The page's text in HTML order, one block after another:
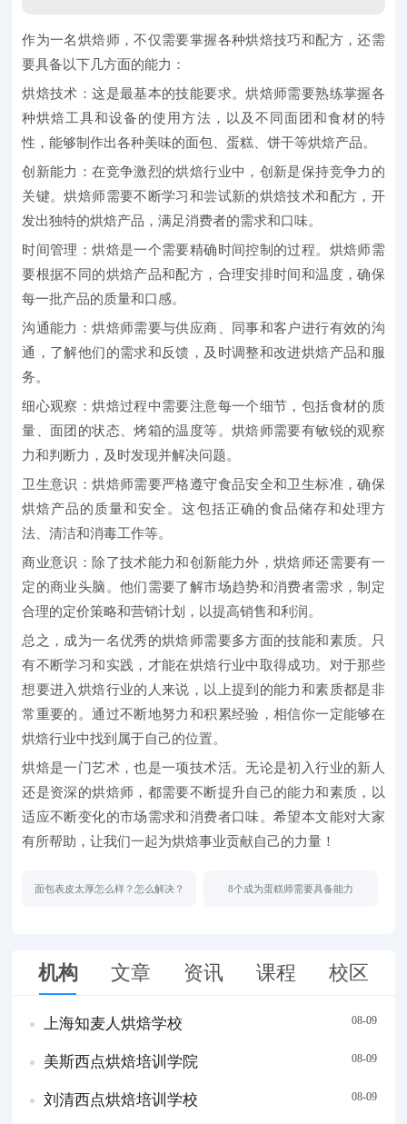
作为一名烘焙师，不仅需要掌握各种烘焙技巧和配方，还需
要具备以下几方面的能力：
烘焙技术：这是最基本的技能要求。烘焙师需要熟练掌握各
种烘焙工具和设备的使用方法，以及不同面团和食材的特
性，能够制作出各种美味的面包、蛋糕、饼干等烘焙产品。
创新能力：在竞争激烈的烘焙行业中，创新是保持竞争力的
关键。烘焙师需要不断学习和尝试新的烘焙技术和配方，开
发出独特的烘焙产品，满足消费者的需求和口味。
时间管理：烘焙是一个需要精确时间控制的过程。烘焙师需
要根据不同的烘焙产品和配方，合理安排时间和温度，确保
每一批产品的质量和口感。
沟通能力：烘焙师需要与供应商、同事和客户进行有效的沟
通，了解他们的需求和反馈，及时调整和改进烘焙产品和服
务。
细心观察：烘焙过程中需要注意每一个细节，包括食材的质
量、面团的状态、烤箱的温度等。烘焙师需要有敏锐的观察
力和判断力，及时发现并解决问题。
卫生意识：烘焙师需要严格遵守食品安全和卫生标准，确保
烘焙产品的质量和安全。这包括正确的食品储存和处理方
法、清洁和消毒工作等。
商业意识： 除了技术能力和创新能力外，烘焙师还需要有一
定的商业头脑。他们需要了解市场趋势和消费者需求，制定
合理的定价策略和营销计划，以提高销售和利润。
总之，成为一名优秀的烘焙师需要多方面的技能和素质。只
有不断学习和实践，才能在烘焙行业中取得成功。对于那些
想要进入烘焙行业的人来说，以上提到的能力和素质都是非
常重要的。通过不断地努力和积累经验，相信你一定能够在
烘焙行业中找到属于自己的位置。
烘焙是一门艺术，也是一项技术活。无论是初入行业的新人
还是资深的烘焙师，都需要不断提升自己的能力和素质，以
适应不断变化的市场需求和消费者口味。希望本文能对大家
有所帮助，让我们一起为烘焙事业贡献自己的力量！
面包表皮太厚怎么样？怎么解决？ 8个成为蛋糕师需要具备能力
机构 文章 资讯 课程 校区
上海知麦人烘焙学校 08-09
美斯西点烘焙培训学院 08-09
刘清西点烘焙培训学校 08-09